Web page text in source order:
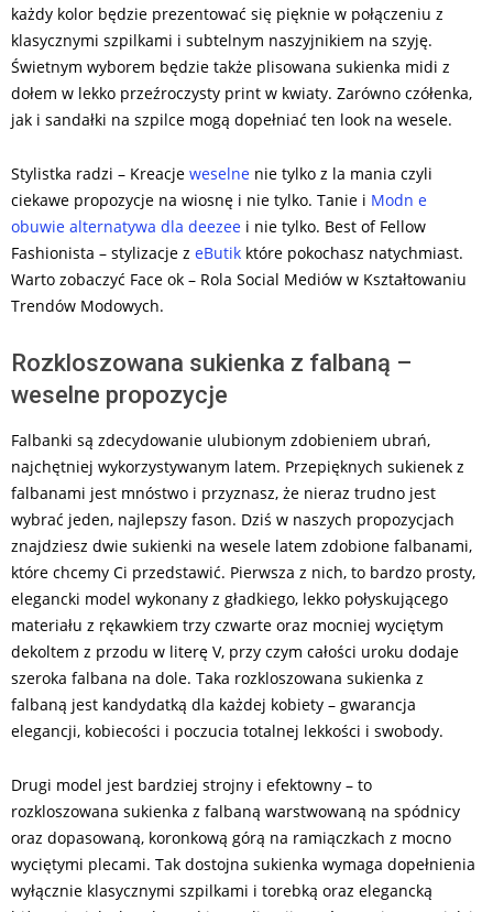
każdy kolor będzie prezentować się pięknie w połączeniu z
klasycznymi szpilkami i subtelnym naszyjnikiem na szyję.
Świetnym wyborem będzie także plisowana sukienka midi z
dołem w lekko przeźroczysty print w kwiaty. Zarówno czółenka,
jak i sandałki na szpilce mogą dopełniać ten look na wesele.
Stylistka radzi – Kreacje weselne nie tylko z la mania czyli
ciekawe propozycje na wiosnę i nie tylko. Tanie i Modn e
obuwie alternatywa dla deezee i nie tylko. Best of Fellow
Fashionista – stylizacje z eButik które pokochasz natychmiast.
Warto zobaczyć Face ok – Rola Social Mediów w Kształtowaniu
Trendów Modowych.
Rozkloszowana sukienka z falbaną –
weselne propozycje
Falbanki są zdecydowanie ulubionym zdobieniem ubrań,
najchętniej wykorzystywanym latem. Przepięknych sukienek z
falbanami jest mnóstwo i przyznasz, że nieraz trudno jest
wybrać jeden, najlepszy fason. Dziś w naszych propozycjach
znajdziesz dwie sukienki na wesele latem zdobione falbanami,
które chcemy Ci przedstawić. Pierwsza z nich, to bardzo prosty,
elegancki model wykonany z gładkiego, lekko połyskującego
materiału z rękawkiem trzy czwarte oraz mocniej wyciętym
dekoltem z przodu w literę V, przy czym całości uroku dodaje
szeroka falbana na dole. Taka rozkloszowana sukienka z
falbaną jest kandydatką dla każdej kobiety – gwarancja
elegancji, kobiecości i poczucia totalnej lekkości i swobody.
Drugi model jest bardziej strojny i efektowny – to
rozkloszowana sukienka z falbaną warstwowaną na spódnicy
oraz dopasowaną, koronkową górą na ramiączkach z mocno
wyciętymi plecami. Tak dostojna sukienka wymaga dopełnienia
wyłącznie klasycznymi szpilkami i torebką oraz elegancką